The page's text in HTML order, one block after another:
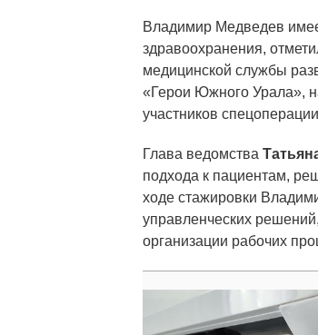
Владимир Медведев
здравоохранения,
медицинской службы
«Герои Южного Урала»,
участников
Глава ведомства
подхода к пациентам,
ходе стажировки
управленческих
организации рабочих